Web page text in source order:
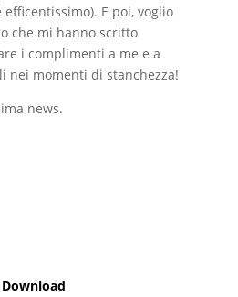
efficentissimo). E poi, voglio
che mi hanno scritto
i complimenti a me e a
nei momenti di stanchezza!
news.
Download